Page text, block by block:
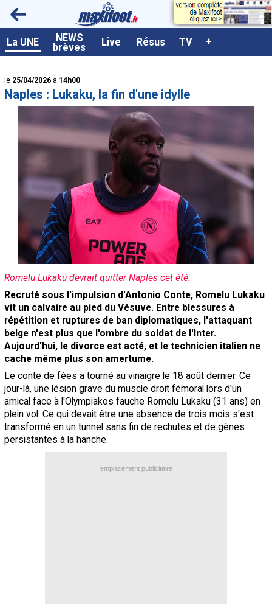
La UNE NEWS
brèves Live Résus TV +
<
le 25/04/2026 à 14h00
Naples : Lukaku, la fin d'une idylle
Romelu Lukaku devrait quitter Naples cet été.
Recruté sous l'impulsion d'Antonio Conte, Romelu Lukaku
vit un calvaire au pied du Vésuve. Entre blessures à
répétition et ruptures de ban diplomatiques, l'attaquant
belge n'est plus que l'ombre du soldat de l'Inter.
Aujourd'hui, le divorce est acté, et le technicien italien ne
cache même plus son amertume.
Le conte de fées a tourné au vinaigre le 18 août dernier. Ce
jour-là, une lésion grave du muscle droit fémoral lors d'un
amical face à l'Olympiakos fauche Romelu Lukaku (31 ans) en
plein vol. Ce qui devait être une absence de trois mois s'est
transformé en un tunnel sans fin de rechutes et de gènes
persistantes à la hanche.
emplacement publicitaire
A la UNE
Live / Matchs en direct
Résultats et Classements
Class. buteurs européens
Programme TV foot
Sondages
Tableau transferts L1
Taille de la police
Paramètrages / Options
Contact / Signaler un bug
Recrutement Maxifoot
Mentions légales
site web Maxifoot.fr